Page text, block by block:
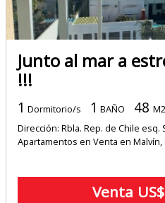
Junto al mar a
!!!
1 Dormitorio/s 1 BAÑO 48 M2
Dirección: Rbla. Rep. de Chile esq.
Apartamentos en Venta en
Venta